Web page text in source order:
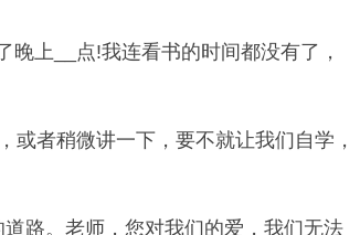
上__ 点!我连看书的时间都没有了，
者稍微讲一下，要不就让我们自学，
路。老师，您对我们的爱，我们无法